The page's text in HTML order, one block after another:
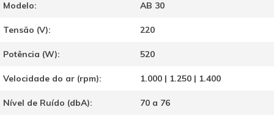
Modelo: AB 30
Tensão (V): 220
Potência (W): 520
Velocidade do ar (rpm): 1.000 | 1.250 | 1.400
Nível de Ruído (dbA): 70 a 76